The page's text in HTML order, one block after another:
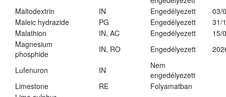
Maltodextrin
IN Engedélyezett
03/
Maleic hydrazide
PG Engedélyezett
31/
Malathion
IN, AC Engedélyezett
15/
Magnesium
phosphide
IN, RO Engedélyezett
Lufenuron IN
Nem
engedélyezett
Limestone
RE
Folyamatban